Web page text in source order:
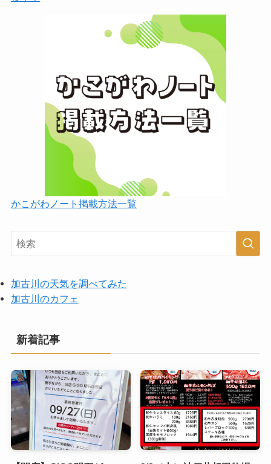
かこがわノート掲載方法一覧
加古川の天気を調べてみた
加古川のカフェ
新着記事